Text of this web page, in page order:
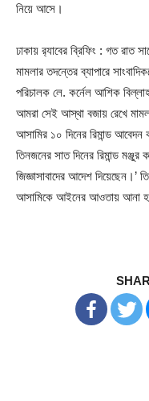
নিয়ে আসে।
ঢাকায় র‌্যাবের ব্রিফিং : গত রাত
মামলার তদন্তের ব্যাপারে
পরিচালক লে. কর্নেল আশিক
আমরা সেই আস্থা বজায় রেখে
আসামির ১০ দিনের রিমান্ড
তিনজনের সাত দিনের রিমান্ড
জিজ্ঞাসাবাদের আদেশ
আসামিকে আইনের আওতায় আনা